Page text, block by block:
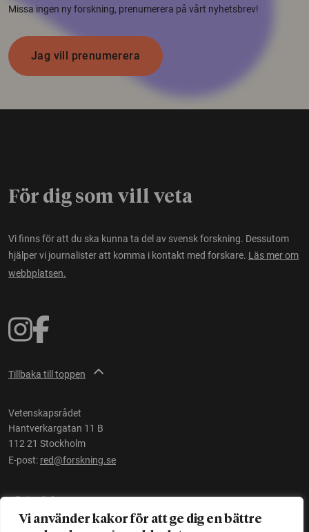
Vi använder kakor för att ge dig en bättre
Missa ingen ny forskning, prenumerera på vårt nyhetsbrev!
Jag vill prenumerera
För dig som vill veta
Vi finns för att du ska kunna ta del av svensk forskning. Dessutom
hjälper vi journalister att komma i kontakt med forskare. Läs mer om
webbplatsen.
Tillbaka till toppen
Vetenskapsrådet
Hantverkargatan 11 B
112 21 Stockholm
E-post: red@forskning.se
Tillgänglighet